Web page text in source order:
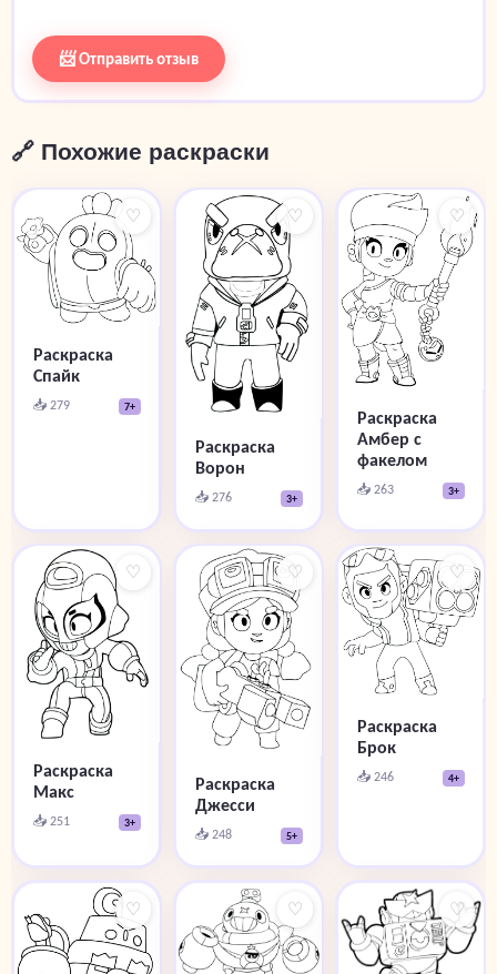
📨 Отправить отзыв
🔗 Похожие раскраски
♡
Раскраска
Спайк
📥 279 7+
♡
Раскраска
Ворон
📥 276 3+
♡
Раскраска
Амбер с
факелом
📥 263 3+
♡
Раскраска
Макс
📥 251 3+
♡
Раскраска
Джесси
📥 248 5+
♡
Раскраска
Брок
📥 246 4+
♡ ♡ ♡